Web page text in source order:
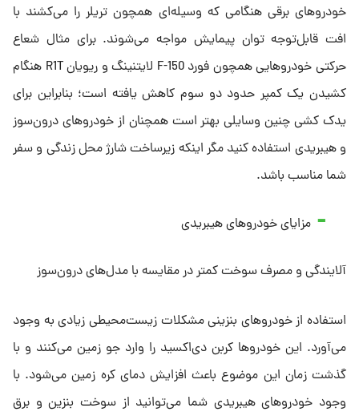
خودروهای برقی هنگامی که وسیله‌ای همچون تریلر را می‌کشند با
افت قابل‌توجه توان پیمایش مواجه می‌شوند. برای مثال شعاع
حرکتی خودروهایی همچون فورد F-150 لایتنینگ و ریویان R1T هنگام
کشیدن یک کمپر حدود دو سوم کاهش یافته است؛ بنابراین برای
یدک کشی چنین وسایلی بهتر است همچنان از خودروهای درون‌سوز
و هیبریدی استفاده کنید مگر اینکه زیرساخت شارژ محل زندگی و سفر
شما مناسب باشد.
مزایای خودروهای هیبریدی
آلایندگی و مصرف سوخت کمتر در مقایسه با مدل‌های درون‌سوز
استفاده از خودروهای بنزینی مشکلات زیست‌محیطی زیادی به وجود
می‌آورد. این خودروها کربن دی‌اکسید را وارد جو زمین می‌کنند و با
گذشت زمان این موضوع باعث افزایش دمای کره زمین می‌شود. با
وجود خودروهای هیبریدی شما می‌توانید از سوخت بنزین و برق